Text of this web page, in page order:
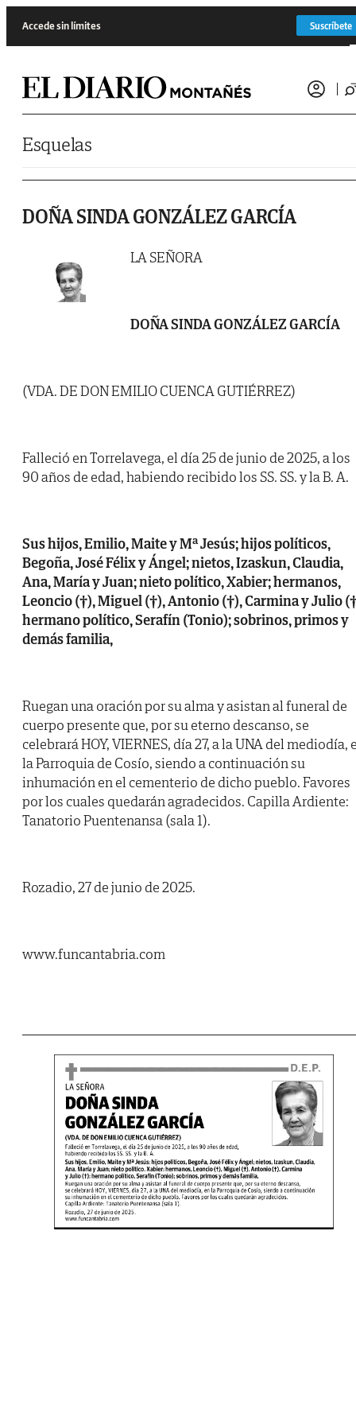
Accede sin límites Suscríbete
Esquelas
DOÑA SINDA GONZÁLEZ GARCÍA
LA SEÑORA
DOÑA SINDA GONZÁLEZ GARCÍA
(VDA. DE DON EMILIO CUENCA GUTIÉRREZ)
Falleció en Torrelavega, el día 25 de junio de 2025, a los
90 años de edad, habiendo recibido los SS. SS. y la B. A.
Sus hijos, Emilio, Maite y Mª Jesús; hijos políticos,
Begoña, José Félix y Ángel; nietos, Izaskun, Claudia,
Ana, María y Juan; nieto político, Xabier; hermanos,
Leoncio (†), Miguel (†), Antonio (†), Carmina y Julio
hermano político, Serafín (Tonio); sobrinos, primos y
demás familia,
Ruegan una oración por su alma y asistan al funeral de
cuerpo presente que, por su eterno descanso, se
celebrará HOY, VIERNES, día 27, a la UNA del mediodía,
la Parroquia de Cosío, siendo a continuación su
inhumación en el cementerio de dicho pueblo. Favores
por los cuales quedarán agradecidos. Capilla Ardiente:
Tanatorio Puentenansa (sala 1).
Rozadio, 27 de junio de 2025.
www.funcantabria.com